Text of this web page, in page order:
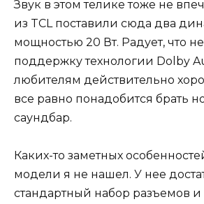
Звук в этом телике тоже не
из TCL поставили сюда два
мощностью 20 Вт. Радует, что
поддержку технологии Dolby
любителям действительно
все равно понадобится брать
саундбар.
Каких-то заметных
модели я не нашел. У нее
стандартный набор разъемов